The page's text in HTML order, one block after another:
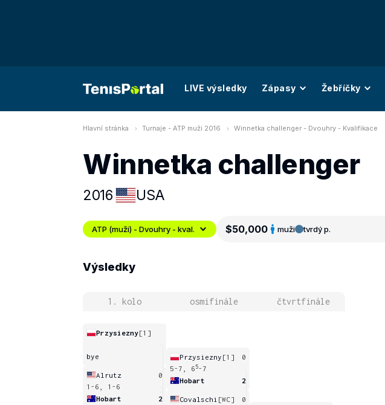
LIVE výsledky Zápasy Žebříčky
Hlavní stránka Turnaje - ATP muži 2016 Winnetka challenger - Dvouhry - Kvalifikace
Winnetka challenger
2016 USA
ATP (muži) - Dvouhry - kval. $50,000 muži tvrdý p.
Výsledky
1. kolo osmifinále čtvrtfinále
Przysiezny[1]
bye
Alrutz
0
1-6, 1-6
Hobart
2
Przysiezny [1]
0
5-7, 6 5-7
Hobart
2
Covalschi [WC]
0